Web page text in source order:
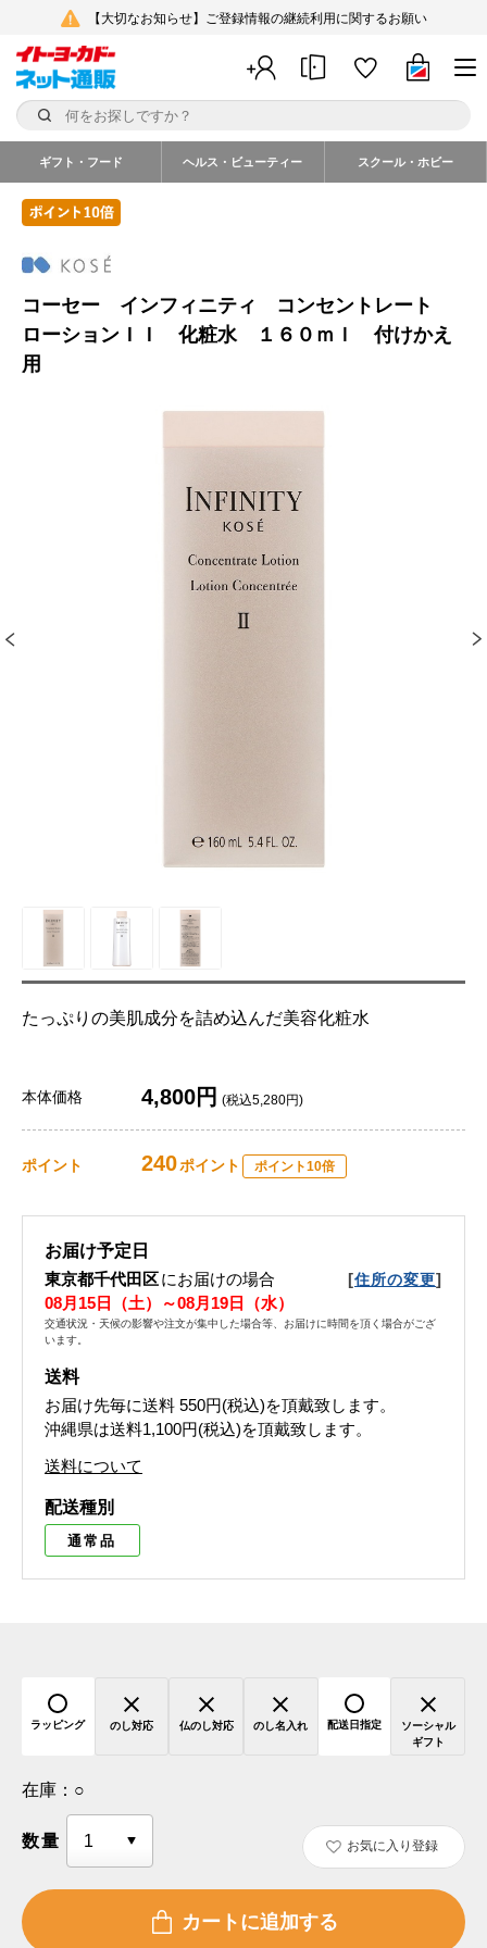
【大切なお知らせ】ご登録情報の継続利用に関するお願い
ギフト・フード ヘルス・ビューティー スクール・ホビー
コーセー インフィニティ コンセントレート
ローションＩＩ 化粧水 １６０ｍｌ 付けかえ
用
たっぷりの美肌成分を詰め込んだ美容化粧水
本体価格 4,800円 (税込5,280円)
ポイント 240ポイント ポイント10倍
お届け予定日
東京都千代田区にお届けの場合 [住所の変更]
08月15日（土）～08月19日（水）
交通状況・天候の影響や注文が集中した場合等、お届けに時間を頂く場合がござ
います。
送料
お届け先毎に送料 550円(税込)を頂戴致します。
沖縄県は送料1,100円(税込)を頂戴致します。
送料について
配送種別
通常品
ラッピング のし対応 仏のし対応 のし名入れ 配送日指定
ソーシャル
ギフト
在庫： ○
数量 お気に入り登録